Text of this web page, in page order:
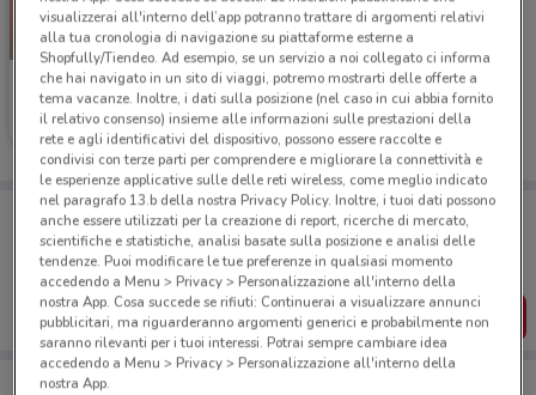
-3 GIORNI
PENNY
Scade mercoledì 4.1 km
Porta DoveConviene sempre con te!
Puoi trovare le migliori offerte dei negozi vicino a te,
salvarle e creare la tua lista del risparmio, comodamente
dal tuo cellulare.
SCARICA L’APP
visualizzerai all'interno dell’app potranno trattare di argomenti relativi
alla tua cronologia di navigazione su piattaforme esterne a
Shopfully/Tiendeo. Ad esempio, se un servizio a noi collegato ci informa
che hai navigato in un sito di viaggi, potremo mostrarti delle offerte a
tema vacanze. Inoltre, i dati sulla posizione (nel caso in cui abbia fornito
il relativo consenso) insieme alle informazioni sulle prestazioni della
rete e agli identificativi del dispositivo, possono essere raccolte e
condivisi con terze parti per comprendere e migliorare la connettività e
le esperienze applicative sulle delle reti wireless, come meglio indicato
nel paragrafo 13.b della nostra Privacy Policy. Inoltre, i tuoi dati possono
anche essere utilizzati per la creazione di report, ricerche di mercato,
scientifiche e statistiche, analisi basate sulla posizione e analisi delle
tendenze. Puoi modificare le tue preferenze in qualsiasi momento
accedendo a Menu > Privacy > Personalizzazione all'interno della
nostra App. Cosa succede se rifiuti: Continuerai a visualizzare annunci
pubblicitari, ma riguarderanno argomenti generici e probabilmente non
saranno rilevanti per i tuoi interessi. Potrai sempre cambiare idea
accedendo a Menu > Privacy > Personalizzazione all'interno della
nostra App.